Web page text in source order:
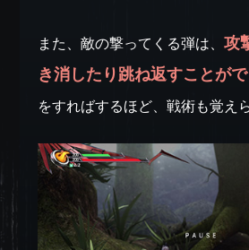
また、敵の撃ってくる弾は、攻
き消したり跳ね返すことが
をすればするほど、戦術も覚え